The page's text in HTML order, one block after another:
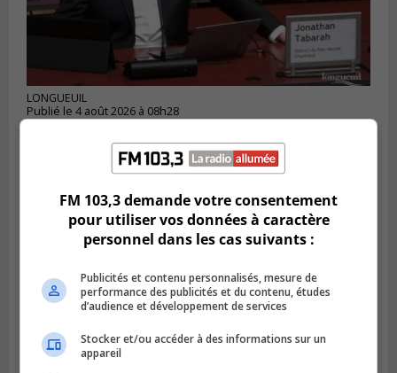
LONGUEUIL
Publié le 4 août 2026 à 08h28
Longueuil demande de reporter une
élection partielle
FM 103,3 demande votre consentement
pour utiliser vos données à caractère
personnel dans les cas suivants :
Publicités et contenu personnalisés, mesure de
performance des publicités et du contenu, études
d’audience et développement de services
Stocker et/ou accéder à des informations sur un
appareil